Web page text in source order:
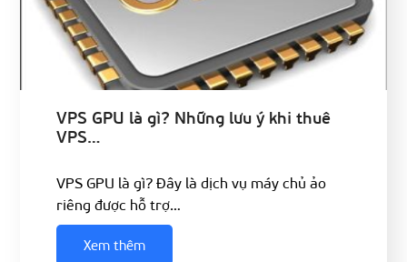
VPS GPU là gì? Những lưu ý khi thuê
VPS…
VPS GPU là gì? Đây là dịch vụ máy chủ ảo
riêng được hỗ trợ…
Xem thêm